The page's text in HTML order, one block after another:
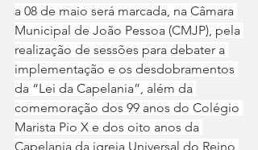
a 08 de maio será marcada, na Câmara
Municipal de João Pessoa (CMJP), pela
realização de sessões para debater a
implementação e os desdobramentos
da “Lei da Capelania”, além da
comemoração dos 99 anos do Colégio
Marista Pio X e dos oito anos da
Capelania da igreja Universal do Reino